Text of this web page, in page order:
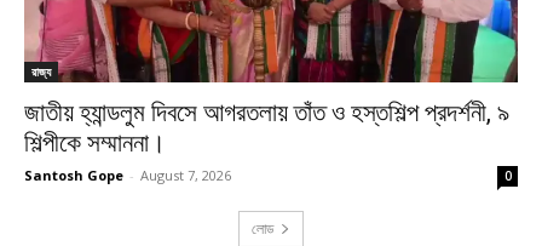
রাজ্য
জাতীয় হ্যান্ডলুম দিবসে আগরতলায় তাঁত ও হস্তশিল্প প্রদর্শনী, ৯
শিল্পীকে সম্মাননা।
Santosh Gope - August 7, 2026 0
লোড